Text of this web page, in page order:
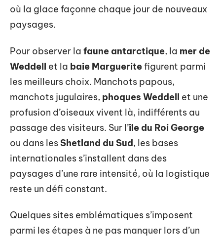
où la glace façonne chaque jour de nouveaux
paysages.
Pour observer la faune antarctique, la mer de
Weddell et la baie Margueritefigurent parmi
les meilleurs choix. Manchots papous,
manchots jugulaires, phoques Weddell et une
profusion d’oiseaux vivent là, indifférents au
passage des visiteurs. Sur l’île du Roi George
ou dans les Shetland du Sud, les bases
internationales s’installent dans des
paysages d’une rare intensité, où la logistique
reste un défi constant.
Quelques sites emblématiques s’imposent
parmi les étapes à ne pas manquer lors d’un